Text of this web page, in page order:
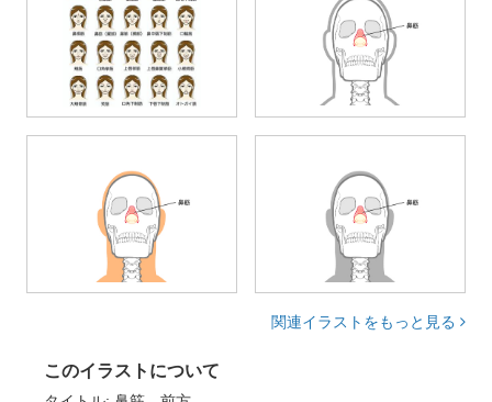
関連イラストをもっと見る
このイラストについて